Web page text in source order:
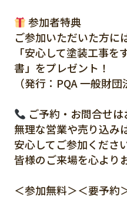
参加者特典
ご参加いただいた方に
「安心して塗装工事
書」をプレゼント！
（発行：PQA 一般財
ご予約・お問合せは
無理な営業や売り込み
安心してご参加くださ
皆様のご来場を心より
＜参加無料＞＜要予約